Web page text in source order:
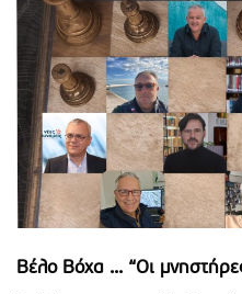
Βέλο Βόχα ... “Οι